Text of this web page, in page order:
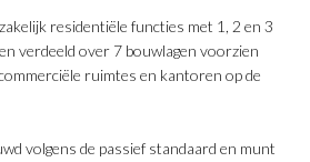
residentiële functies met 1, 2 en 3
verdeeld over 7 bouwlagen voorzien
ruimtes en kantoren op de
volgens de passief standaard en munt